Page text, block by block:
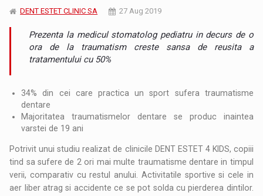
DENT ESTET CLINIC SA 27 Aug 2019
Prezenta la medicul stomatolog pediatru in decurs de o
ora de la traumatism creste sansa de reusita a
tratamentului cu 50%
34% din cei care practica un sport sufera traumatisme
dentare
Majoritatea traumatismelor dentare se produc inaintea
varstei de 19 ani
Potrivit unui studiu realizat de clinicile DENT ESTET 4 KIDS, copiii
tind sa sufere de 2 ori mai multe traumatisme dentare in timpul
verii, comparativ cu restul anului. Activitatile sportive si cele in
aer liber atrag si accidente ce se pot solda cu pierderea dintilor.